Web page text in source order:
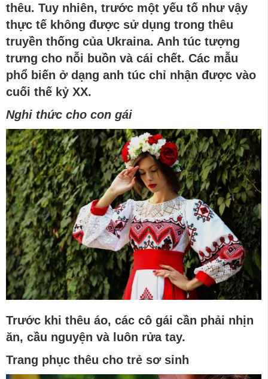
thêu. Tuy nhiên, trước một yếu tố như vậy
thực tế không được sử dụng trong thêu
truyền thống của Ukraina. Anh túc tượng
trưng cho nỗi buồn và cái chết. Các mẫu
phổ biến ở dạng anh túc chỉ nhận được vào
cuối thế kỷ XX.
Nghi thức cho con gái
Trước khi thêu áo, các cô gái cần phải nhịn
ăn, cầu nguyện và luôn rửa tay.
Trang phục thêu cho trẻ sơ sinh